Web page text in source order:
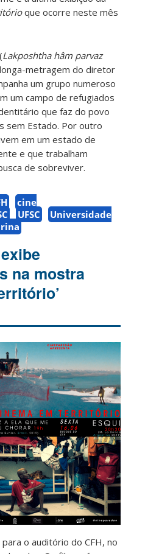
que ocorre neste mês
Lakposhtha hâm parvaz
metragem do diretor
um grupo numeroso
um campo de refugiados
que faz do povo
sem Estado. Por outro
em um estado de
e que trabalham
de sobreviver.
cine
UFSC
Universidade
na mostra
o auditório do CFH, no